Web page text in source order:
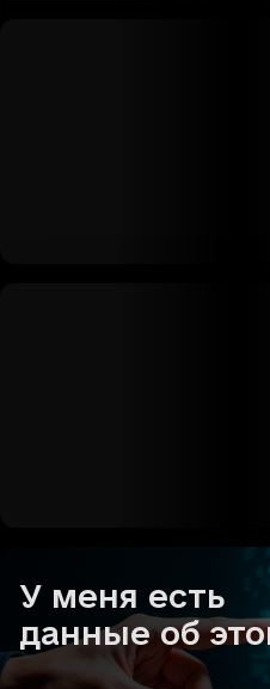
У меня есть
данные об